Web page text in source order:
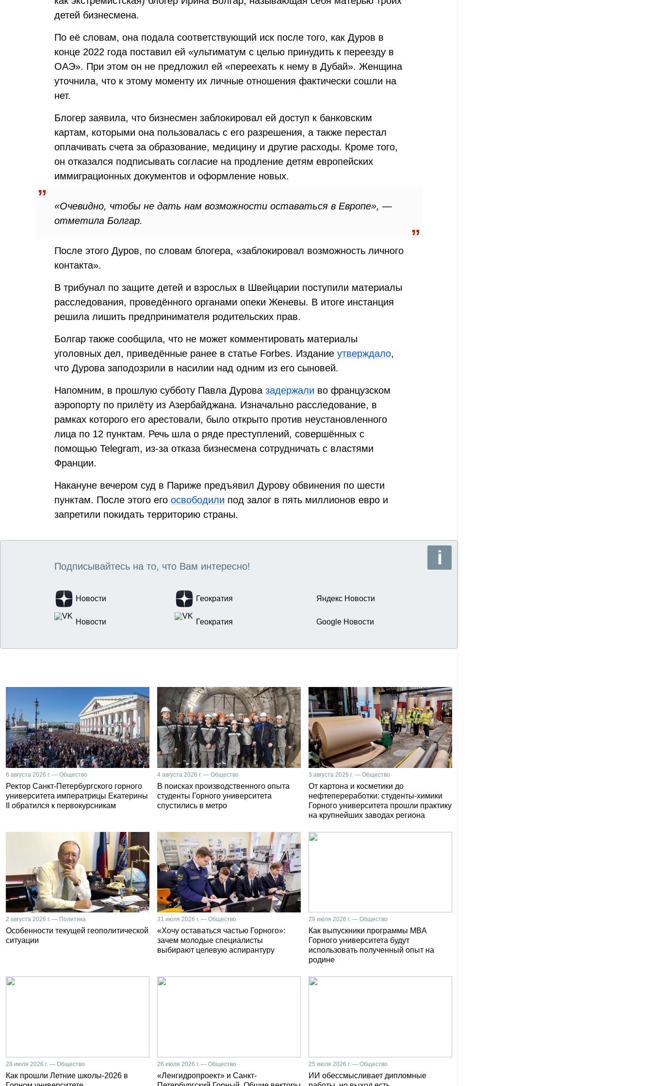
детей бизнесмена.
По её словам, она подала соответствующий иск после того, как Дуров в
конце 2022 года поставил ей «ультиматум с целью принудить к переезду в
ОАЭ». При этом он не предложил ей «переехать к нему в Дубай». Женщина
уточнила, что к этому моменту их личные отношения фактически сошли на
нет.
Блогер заявила, что бизнесмен заблокировал ей доступ к банковским
картам, которыми она пользовалась с его разрешения, а также перестал
оплачивать счета за образование, медицину и другие расходы. Кроме того,
он отказался подписывать согласие на продление детям европейских
иммиграционных документов и оформление новых.
«Очевидно, чтобы не дать нам возможности оставаться в Европе», —
отметила Болгар.
После этого Дуров, по словам блогера, «заблокировал возможность личного
контакта».
В трибунал по защите детей и взрослых в Швейцарии поступили материалы
расследования, проведённого органами опеки Женевы. В итоге инстанция
решила лишить предпринимателя родительских прав.
Болгар также сообщила, что не может комментировать материалы
уголовных дел, приведённые ранее в статье Forbes. Издание утверждало,
что Дурова заподозрили в насилии над одним из его сыновей.
Напомним, в прошлую субботу Павла Дурова задержали во французском
аэропорту по прилёту из Азербайджана. Изначально расследование, в
рамках которого его арестовали, было открыто против неустановленного
лица по 12 пунктам. Речь шла о ряде преступлений, совершённых с
помощью Telegram, из-за отказа бизнесмена сотрудничать с властями
Франции.
Накануне вечером суд в Париже предъявил Дурову обвинения по шести
пунктам. После этого его освободили под залог в пять миллионов евро и
запретили покидать территорию страны.
Подписывайтесь на то, что Вам интересно!
Новости Геократия Яндекс Новости
Новости Геократия Google Новости
6 августа 2026 г. — Общество
Ректор Санкт-Петербургского горного
университета императрицы Екатерины
II обратился к первокурсникам
4 августа 2026 г. — Общество
В поисках производственного опыта
студенты Горного университета
спустились в метро
3 августа 2026 г. — Общество
От картона и косметики до
нефтепереработки: студенты-химики
Горного университета прошли практику
на крупнейших заводах региона
2 августа 2026 г. — Политика
Особенности текущей геополитической
ситуации
31 июля 2026 г. — Общество
«Хочу оставаться частью Горного»:
зачем молодые специалисты
выбирают целевую аспирантуру
29 июля 2026 г. — Общество
Как выпускники программы MBA
Горного университета будут
использовать полученный опыт на
родине
28 июля 2026 г. — Общество
Как прошли Летние школы-2026 в
26 июля 2026 г. — Общество
«Ленгидропроект» и Санкт-
25 июля 2026 г. — Общество
ИИ обессмысливает дипломные